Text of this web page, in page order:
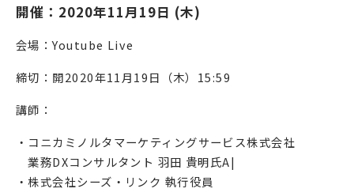
開催：2020年11月19日 (木)
会場：Youtube Live
締切：開2020年11月19日（木）15:59
講師：
・コニカミノルタマーケティングサービス株式会社
業務DXコンサルタント 羽田 貴明氏A|
・株式会社シーズ・リンク 執行役員